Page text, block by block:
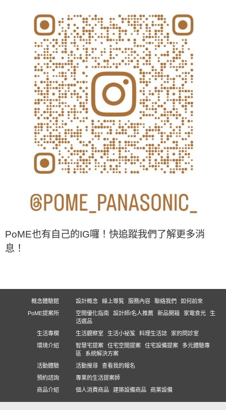
PoME也有自己的IG囉！快追蹤我們了解更多消
息！
概念體驗館 設計概念 線上導覧 服務內容 聯絡我們
如何前來
PoME提案所
空間優化指南 設計師/名人推薦 新品開箱 家電食光
生
活選品
生活專欄
生活觀察室 生活小祕笈 料理生活誌
家的問診室
環境介紹
智慧宅提案 住宅空間提案 住宅設備提案
多元體驗專
區
系統解決方案
活動體驗
活動搜尋
查看我的報名
預約諮詢
專業的生活提案師
商品介紹
個人消費商品 建築設備商品 商業設備